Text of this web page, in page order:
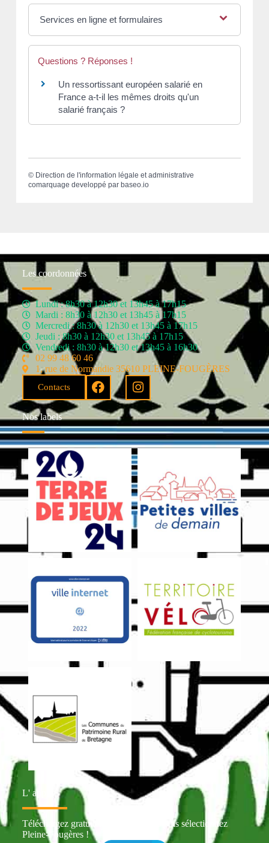
Services en ligne et formulaires
Questions ? Réponses !
Un ressortissant européen salarié en
France a-t-il les mêmes droits qu'un
salarié français ?
© Direction de l'information légale et administrative
comarquage developpé par baseo.io
Les coordonnées
Lundi : 8h30 à 12h30 et 13h45 à 17h15
Mardi : 8h30 à 12h30 et 13h45 à 17h15
Mercredi : 8h30 à 12h30 et 13h45 à 17h15
Jeudi : 8h30 à 12h30 et 13h45 à 17h15
Vendredi : 8h30 à 12h30 et 13h45 à 16h30
02 99 48 60 46
1, rue de Normandie 35610 PLEINE-FOUGÈRES
Contacts
Nos labels
L' appli
Téléchargez gratuitement Intramuros puis sélectionnez
Pleine-Fougères !